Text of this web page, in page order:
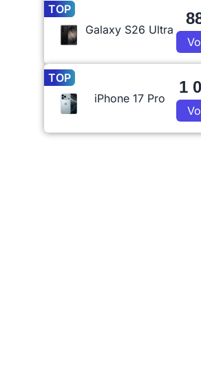
TOP
Galaxy S26 Ultra
TOP
iPhone 17 Pro
1